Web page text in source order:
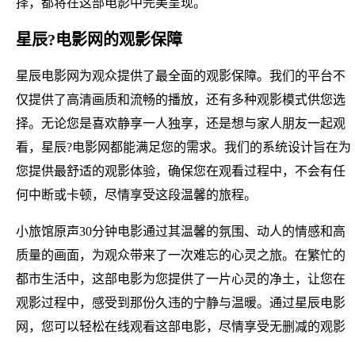
星辰?电影网的观影保障
星辰电影网为观众提供了最全面的观影保障。我们的平台不
仅提供了高清画质和流畅的播放，还有多种观影模式供您选
择。无论您是喜欢静享一人独享，还是想与家人朋友一起观
看，星辰?电影网都能满足您的需求。我们的系统设计旨在为
您提供最舒适的观影体验，确保您在观看过程中，不会有任
何中断或卡顿，尽情享受这段温馨的旅程。
小旅馆原声30分钟电影通过其温馨的氛围、动人的情感和高
质量的画面，为观众带来了一次难忘的心灵之旅。在繁忙的
都市生活中，这部电影为您提供了一片心灵的净土，让您在
观影过程中，感受到那份久违的宁静与温暖。通过星辰电影
网，您可以轻松在线观看这部电影，尽情享受无删减的观影